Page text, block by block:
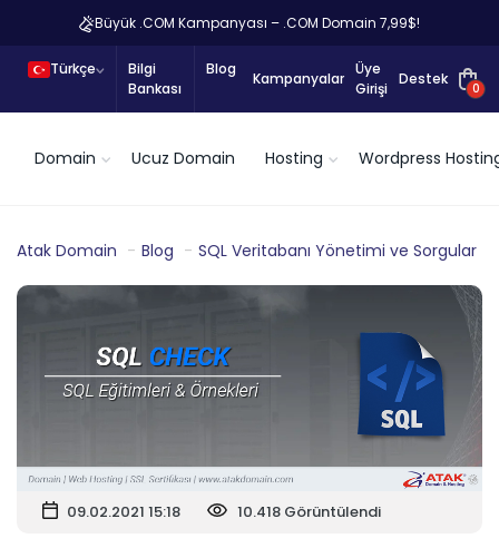
Büyük .COM Kampanyası – .COM Domain 7,99$!
Türkçe
Bilgi
Bankası
Blog
Kampanyalar
Üye
Girişi
Destek
0
Domain Ucuz Domain Hosting Wordpress
Atak Domain Blog SQL Veritabanı Yönetimi ve Sorgular
09.02.2021 15:18 10.418 Görüntülendi